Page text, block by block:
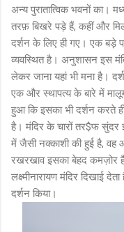
अन्य पुरातात्विक भवनों का।
तरफ़ बिखरे पड़े हैं, कहीं और
दर्शन के लिए ही गए। एक बड़े
व्यवस्थित है। अनुशासन इस
लेकर जाना यहां भी मना है।
एक और स्थापत्य के बारे में
हुआ कि इसका भी दर्शन करते
है। मंदिर के चारों तर$फ सुंदर
में जैसी नक्काशी की हुई है,
रखरखाव इसका बेहद कमज़ोर
लक्ष्मीनारायण मंदिर दिखाई
दर्शन किया।